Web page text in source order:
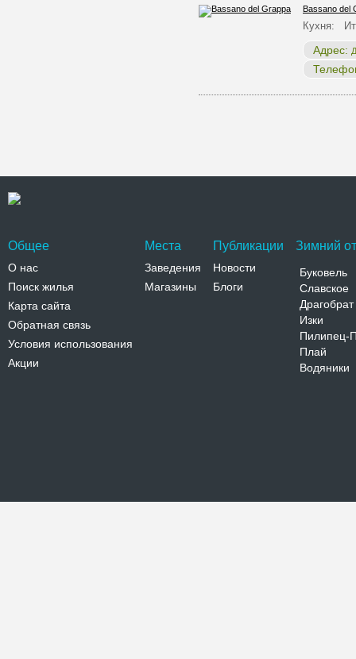
Bassano del
Кухня:
Адрес:
Общее
О нас
Поиск жилья
Карта сайта
Обратная связь
Условия использования
Акции
Места
Заведения
Магазины
Публикации
Новости
Блоги
Зимний
Буковель
Славское
Драгобрат
Изки
Пилипец-
Плай
Водяники